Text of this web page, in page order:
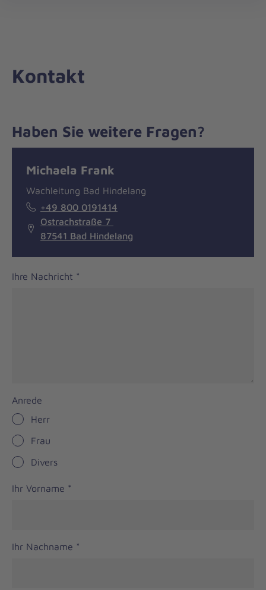
zum
Kontakt
Haben Sie weitere Fragen?
Michaela Frank
Wachleitung Bad Hindelang
+49 800 0191414
Ostrachstraße 7
87541 Bad Hindelang
Ihre Nachricht *
Anrede
Herr
Frau
Divers
Ihr Vorname *
Ihr Nachname *